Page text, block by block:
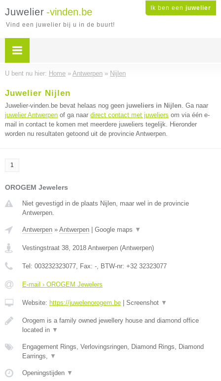
Ik ben een juwelier
Juwelier -vinden.be
Vind een juwelier bij u in de buurt!
U bent nu hier: Home » Antwerpen » Nijlen
Juwelier Nijlen
Juwelier-vinden.be bevat helaas nog geen juweliers in Nijlen. Ga naar
juwelier Antwerpen of ga naar direct contact met juweliers om via één e-
mail in contact te komen met meerdere juweliers tegelijk. Hieronder
worden nu resultaten getoond uit de provincie Antwerpen.
1
OROGEM Jewelers
Niet gevestigd in de plaats Nijlen, maar wel in de provincie
Antwerpen.
Antwerpen » Antwerpen Google maps ▼
Vestingstraat 38, 2018 Antwerpen (Antwerpen)
Tel: 003232323077, Fax: -, BTW-nr: +32 32323077
E-mail › OROGEM Jewelers
Website: https://juwelenorogem.be Screenshot ▼
Orogem is a family owned jewellery house and diamond office
located in ▼
Engagement Rings, Verlovingsringen, Diamond Rings, Diamond
Earrings, ▼
Openingstijden ▼